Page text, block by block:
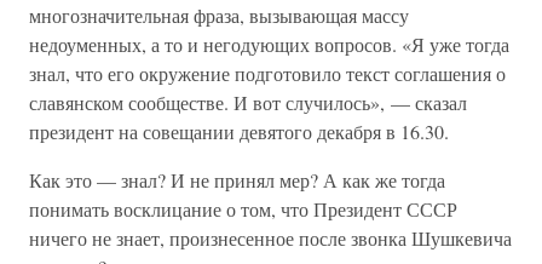
многозначительная фраза, вызывающая массу
недоуменных, а то и негодующих вопросов. «Я уже тогда
знал, что его окружение подготовило текст соглашения о
славянском сообществе. И вот случилось», — сказал
президент на совещании девятого декабря в 16.30.
Как это — знал? И не принял мер? А как же тогда
понимать восклицание о том, что Президент СССР
ничего не знает, произнесенное после звонка Шушкевича